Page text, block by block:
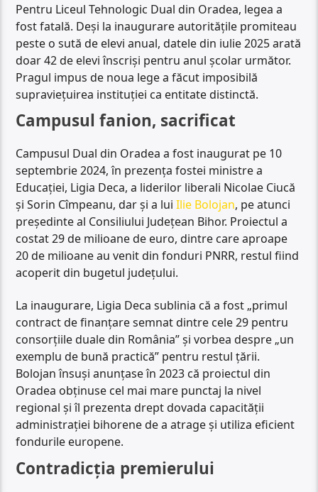
Pentru Liceul Tehnologic Dual din Oradea, legea a
fost fatală. Deși la inaugurare autoritățile promiteau
peste o sută de elevi anual, datele din iulie 2025 arată
doar 42 de elevi înscriși pentru anul școlar următor.
Pragul impus de noua lege a făcut imposibilă
supraviețuirea instituției ca entitate distinctă.
Campusul fanion, sacrificat
Campusul Dual din Oradea a fost inaugurat pe 10
septembrie 2024, în prezența fostei ministre a
Educației, Ligia Deca, a liderilor liberali Nicolae Ciucă
și Sorin Cîmpeanu, dar și a luiIlie Bolojan, pe atunci
președinte al Consiliului Județean Bihor. Proiectul a
costat 29 de milioane de euro, dintre care aproape
20 de milioane au venit din fonduri PNRR, restul fiind
acoperit din bugetul județului.
La inaugurare, Ligia Deca sublinia că a fost „primul
contract de finanțare semnat dintre cele 29 pentru
consorțiile duale din România” și vorbea despre „un
exemplu de bună practică” pentru restul țării.
Bolojan însuși anunțase în 2023 că proiectul din
Oradea obținuse cel mai mare punctaj la nivel
regional și îl prezenta drept dovada capacității
administrației bihorene de a atrage și utiliza eficient
fondurile europene.
Contradicția premierului